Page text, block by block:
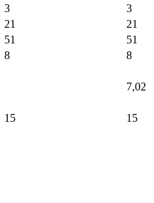
3
3
21
21
51
51
8
8
7,02
15
15